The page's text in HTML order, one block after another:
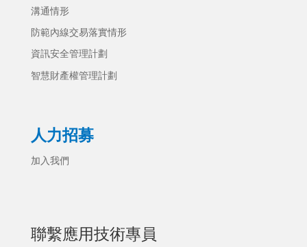
溝通情形
防範內線交易落實情形
資訊安全管理計劃
智慧財產權管理計劃
人力招募
加入我們
聯繫應用技術專員